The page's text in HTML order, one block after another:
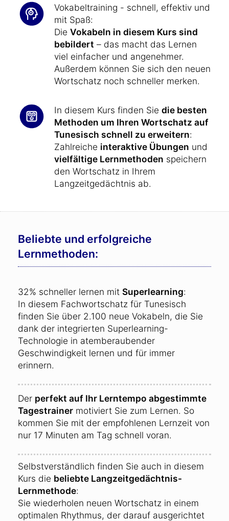
Vokabeltraining - schnell, effektiv und
mit Spaß:
Die Vokabeln in diesem Kurs sind
bebildert – das macht das Lernen
viel einfacher und angenehmer.
Außerdem können Sie sich den neuen
Wortschatz noch schneller merken.
In diesem Kurs finden Sie die besten
Methoden um Ihren Wortschatz auf
Tunesisch schnell zu erweitern:
Zahlreiche interaktive Übungen und
vielfältige Lernmethoden speichern
den Wortschatz in Ihrem
Langzeitgedächtnis ab.
Beliebte und erfolgreiche
Lernmethoden:
32% schneller lernen mit Superlearning:
In diesem Fachwortschatz für Tunesisch
finden Sie über 2.100 neue Vokabeln, die Sie
dank der integrierten Superlearning-
Technologie in atemberaubender
Geschwindigkeit lernen und für immer
erinnern.
Der perfekt auf Ihr Lerntempo abgestimmte
Tagestrainer motiviert Sie zum Lernen. So
kommen Sie mit der empfohlenen Lernzeit von
nur 17 Minuten am Tag schnell voran.
Selbstverständlich finden Sie auch in diesem
Kurs die beliebte Langzeitgedächtnis-
Lernmethode:
Sie wiederholen neuen Wortschatz in einem
optimalen Rhythmus, der darauf ausgerichtet